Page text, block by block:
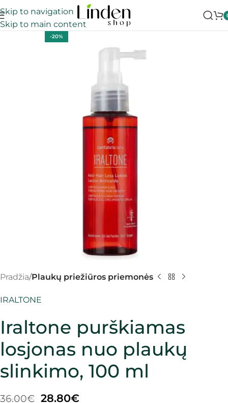
Skip to navigation
Skip to main content
-20%
Pradžia Plaukų priežiūros priemonės
IRALTONE
Iraltone purškiamas
losjonas nuo plaukų
slinkimo, 100 ml
36.00€ 28.80€